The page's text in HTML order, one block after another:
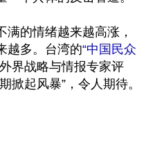
满的情绪越来越高涨，
越多。台湾的“中国民众
界战略与情报专家评
掀起风暴”，令人期待。